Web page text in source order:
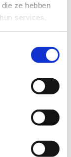
ze hebben
services.